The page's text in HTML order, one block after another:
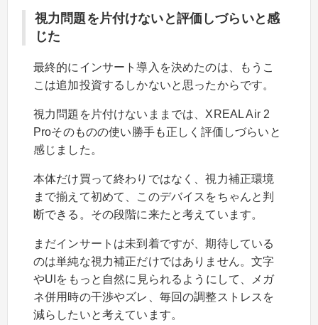
視力問題を片付けないと評価しづらいと感
じた
最終的にインサート導入を決めたのは、もうこ
こは追加投資するしかないと思ったからです。
視力問題を片付けないままでは、XREAL Air 2
Proそのものの使い勝手も正しく評価しづらいと
感じました。
本体だけ買って終わりではなく、視力補正環境
まで揃えて初めて、このデバイスをちゃんと判
断できる。その段階に来たと考えています。
まだインサートは未到着ですが、期待している
のは単純な視力補正だけではありません。文字
やUIをもっと自然に見られるようにして、メガ
ネ併用時の干渉やズレ、毎回の調整ストレスを
減らしたいと考えています。